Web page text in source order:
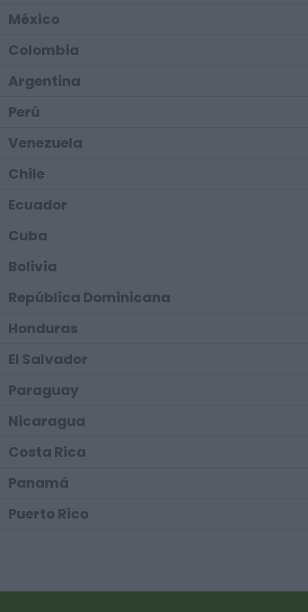
México
Colombia
Argentina
Perú
Venezuela
Chile
Ecuador
Cuba
Bolivia
República Dominicana
Honduras
El Salvador
Paraguay
Nicaragua
Costa Rica
Panamá
Puerto Rico